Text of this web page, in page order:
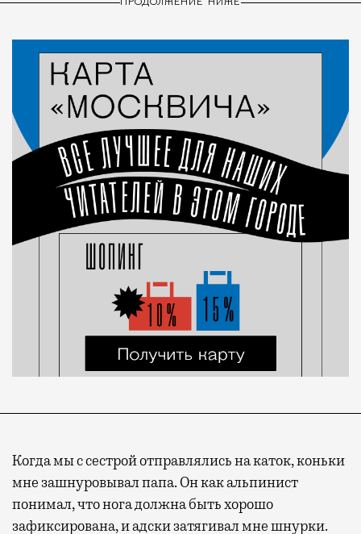
ПРОДОЛЖЕНИЕ НИЖЕ
Когда мы с сестрой отправлялись на каток, коньки
мне зашнуровывал папа. Он как альпинист
понимал, что нога должна быть хорошо
зафиксирована, и адски затягивал мне шнурки.